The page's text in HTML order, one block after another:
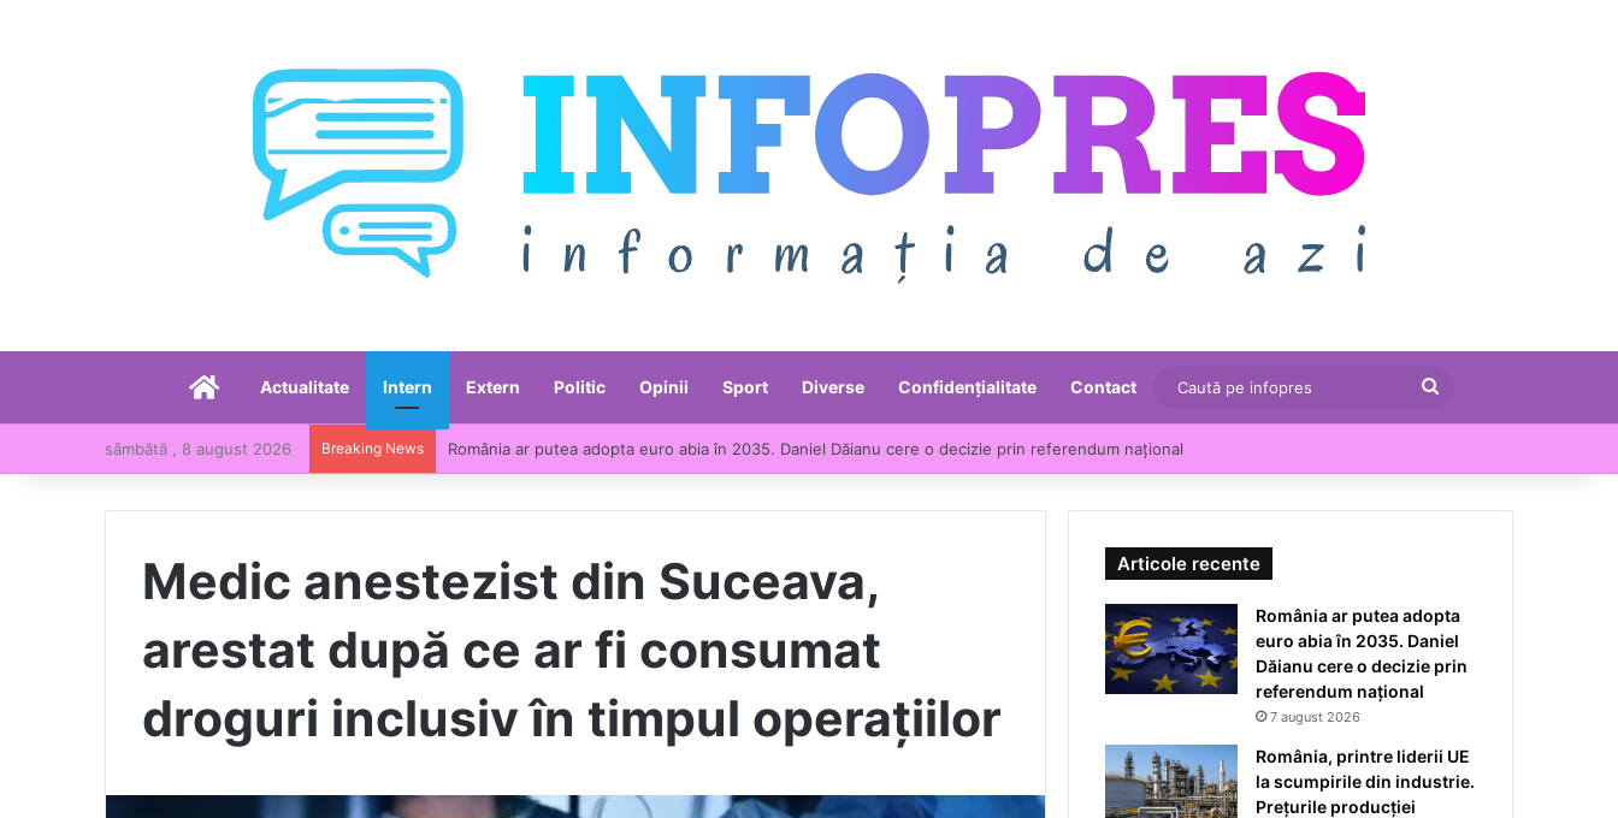
AcasăActualitate Intern Extern Politic Opinii Sport Diverse Confidențialitate Contact
Caută
pe
infopres
sâmbătă , 8 august 2026 Breaking News România, printre liderii UE la scumpirile din industrie. Prețurile producției industriale au crescut cu 13,5% într-un an
Medic anestezist din Suceava,
arestat după ce ar fi consumat
droguri inclusiv în timpul operațiilor
Articole recente
România ar putea adopta
euro abia în 2035. Daniel
Dăianu cere o decizie prin
referendum național
7 august 2026
România, printre liderii UE
la scumpirile din industrie.
Prețurile producției